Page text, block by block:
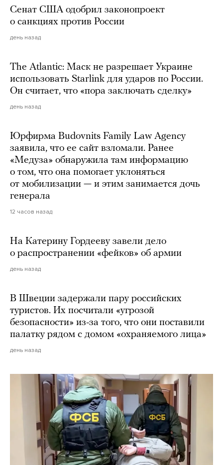
Сенат США одобрил законопроект
о санкциях против России
день назад
The Atlantic: Маск не разрешает Украине
использовать Starlink для ударов по России.
Он считает, что «пора заключать сделку»
день назад
Юрфирма Budovnits Family Law Agency
заявила, что ее сайт взломали. Ранее
«Медуза» обнаружила там информацию
о том, что она помогает уклоняться
от мобилизации — и этим занимается дочь
генерала
12 часов назад
На Катерину Гордееву завели дело
о распространении «фейков» об армии
день назад
В Швеции задержали пару российских
туристов. Их посчитали «угрозой
безопасности» из-за того, что они поставили
палатку рядом с домом «охраняемого лица»
день назад